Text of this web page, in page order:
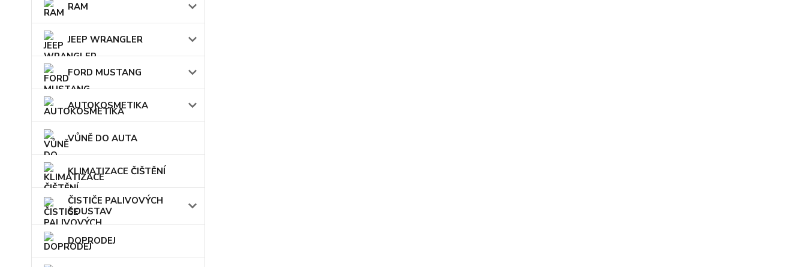
RAM
JEEP WRANGLER
FORD MUSTANG
AUTOKOSMETIKA
VŮNĚ DO AUTA
KLIMATIZACE ČIŠTĚNÍ
ČISTIČE PALIVOVÝCH
SOUSTAV
DOPRODEJ